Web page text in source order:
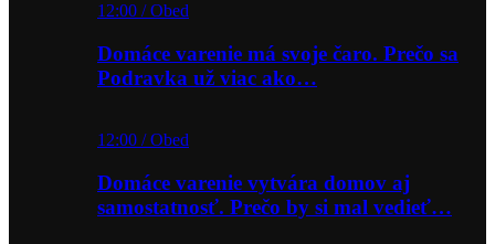
12:00 / Obed
Domáce varenie má svoje čaro. Prečo sa
Podravka už viac ako…
12:00 / Obed
Domáce varenie vytvára domov aj
samostatnosť. Prečo by si mal vedieť…